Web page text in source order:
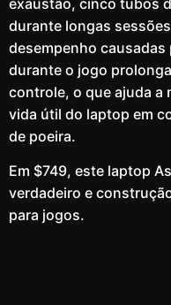
durante longas
desempenho
durante o jogo
controle, o que ajuda a
vida útil do laptop em
de poeira.
Em $749, este laptop
verdadeiro e
para jogos.